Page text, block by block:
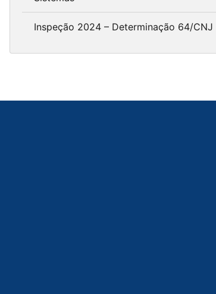
Inspeção 2024 – Determinação 64/CNJ